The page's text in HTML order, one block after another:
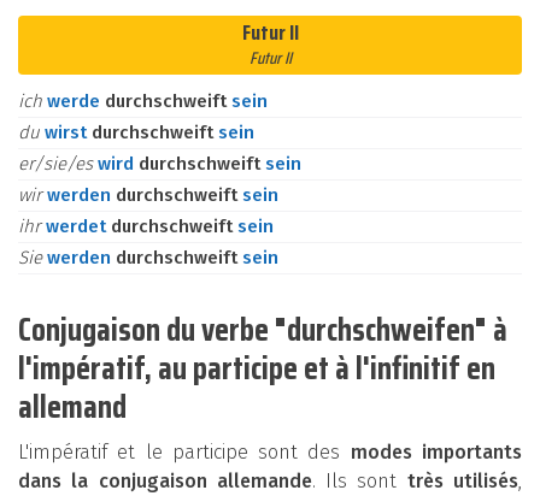
Futur II
Futur II
ich werde durchschweiftsein
du wirst durchschweiftsein
er/sie/eswird durchschweiftsein
wirwerden durchschweiftsein
ihrwerdet durchschweiftsein
Siewerden durchschweiftsein
Conjugaison du verbe "durchschweifen" à
l'impératif, au participe et à l'infinitif en
allemand
L'impératif et le participe sont des modes importants
dans la conjugaison allemande. Ils sont très utilisés,